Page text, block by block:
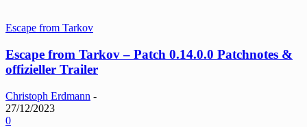
Escape from Tarkov
Escape from Tarkov – Patch 0.14.0.0 Patchnotes &
offizieller Trailer
Christoph Erdmann -
27/12/2023
0